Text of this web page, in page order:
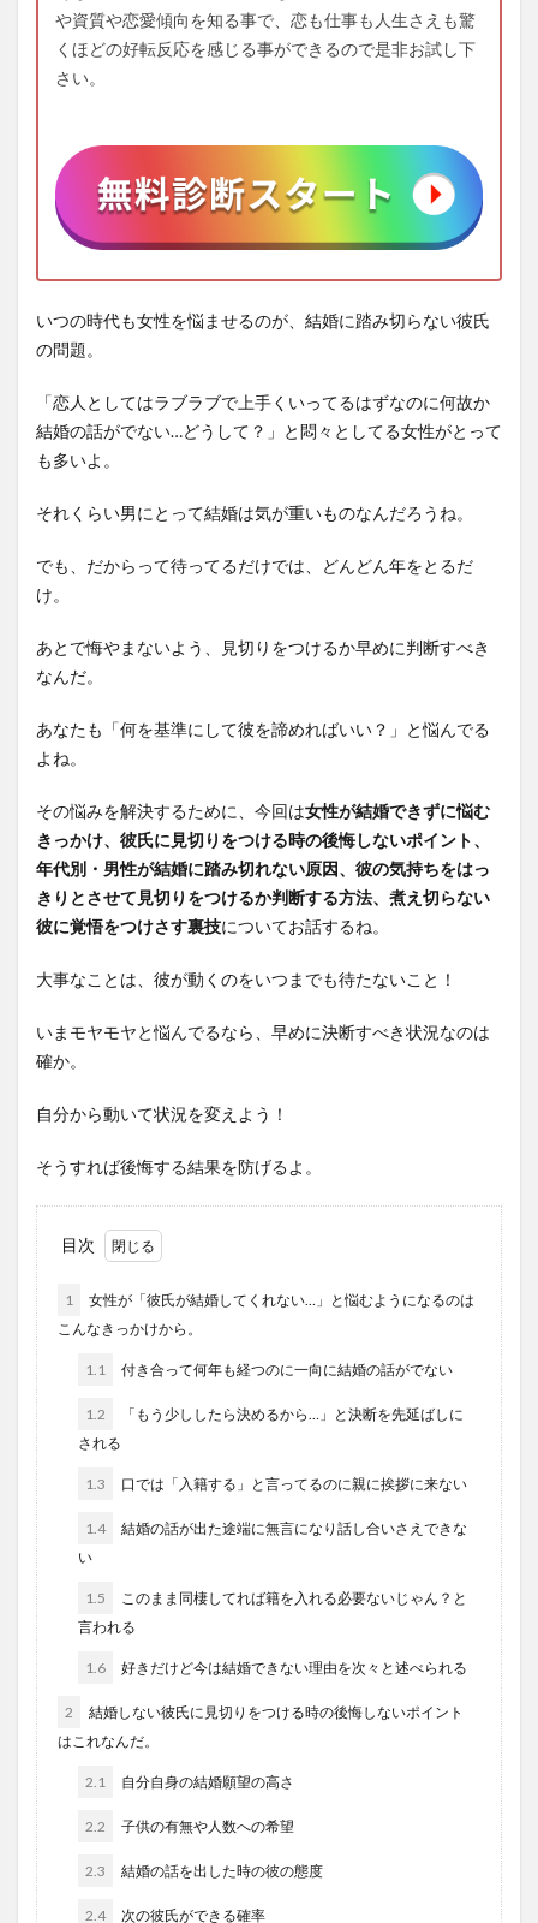
や資質や恋愛傾向を知る事で、恋も仕事も人生さえも驚
くほどの好転反応を感じる事ができるので是非お試し下
さい。
いつの時代も女性を悩ませるのが、結婚に踏み切らない彼氏
の問題。
「恋人としてはラブラブで上手くいってるはずなのに何故か
結婚の話がでない…どうして？」と悶々としてる女性がとって
も多いよ。
それくらい男にとって結婚は気が重いものなんだろうね。
でも、だからって待ってるだけでは、どんどん年をとるだ
け。
あとで悔やまないよう、見切りをつけるか早めに判断すべき
なんだ。
あなたも「何を基準にして彼を諦めればいい？」と悩んでる
よね。
その悩みを解決するために、今回は女性が結婚できずに悩む
きっかけ、彼氏に見切りをつける時の後悔しないポイント、
年代別・男性が結婚に踏み切れない原因、彼の気持ちをはっ
きりとさせて見切りをつけるか判断する方法、煮え切らない
彼に覚悟をつけさす裏技についてお話するね。
大事なことは、彼が動くのをいつまでも待たないこと！
いまモヤモヤと悩んでるなら、早めに決断すべき状況なのは
確か。
自分から動いて状況を変えよう！
そうすれば後悔する結果を防げるよ。
目次
1
女性が「彼氏が結婚してくれない…」と悩むようになるのは
こんなきっかけから。
1.1 付き合って何年も経つのに一向に結婚の話がでない
1.2
「もう少ししたら決めるから…」と決断を先延ばしに
される
1.3 口では「入籍する」と言ってるのに親に挨拶に来ない
1.4
結婚の話が出た途端に無言になり話し合いさえできな
い
1.5
このまま同棲してれば籍を入れる必要ないじゃん？と
言われる
1.6 好きだけど今は結婚できない理由を次々と述べられる
2
結婚しない彼氏に見切りをつける時の後悔しないポイント
はこれなんだ。
2.1 自分自身の結婚願望の高さ
2.2 子供の有無や人数への希望
2.3 結婚の話を出した時の彼の態度
2.4 次の彼氏ができる確率